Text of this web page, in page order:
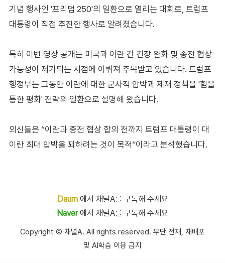
기념 행사인 '프리덤 250'의 일환으로 열리는 대회로, 트럼프
대통령이 직접 추진한 행사로 알려졌습니다.
특히 이번 영상 공개는 미국과 이란 간 긴장 완화 및 종전 협상
가능성이 제기되는 시점에 이뤄져 주목받고 있습니다. 트럼프
행정부는 그동안 이란에 대한 군사적 압박과 제재 정책을 '힘을
통한 평화' 전략의 일환으로 설명해 왔습니다.
외신들은 “이란과 종전 협상 합의 전까지 트럼프 대통령이 대
이란 최대 압박을 꾀하려는 것이 목적”이라고 분석했습니다.
Daum에서 채널A를 구독해 주세요
Naver에서 채널A를 구독해 주세요
Copyright Ⓒ 채널A. All rights reserved. 무단 전재, 재배포
및 AI학습 이용 금지